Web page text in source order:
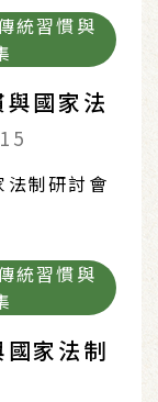
統習慣與
國家法
法制研討會
統習慣與
家法制